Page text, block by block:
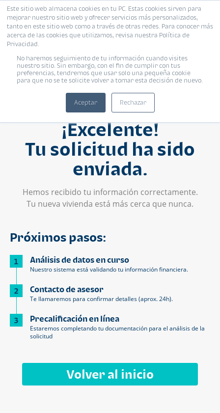
Este sitio web almacena cookies en tu PC. Estas cookies sirven para
mejorar nuestro sitio web y ofrecer servicios más personalizados,
tanto en este sitio web como a través de otras redes. Para conocer más
acerca de las cookies que utilizamos, revisa nuestra Política de
Privacidad.
No haremos seguimiento de tu información cuando visites
nuestro sitio. Sin embargo, con el fin de cumplir con tus
preferencias, tendremos que usar solo una pequeña cookie
para que no se te solicite volver a tomar esta decisión de nuevo.
Aceptar Rechazar
¡Excelente!
Tu solicitud ha sido
enviada.
Hemos recibido tu información correctamente.
Tu nueva vivienda está más cerca que nunca.
Próximos pasos:
1 Análisis de datos en curso
Nuestro sistema está validando tu información financiera.
2 Contacto de asesor
Te llamaremos para confirmar detalles (aprox. 24h).
3 Precalificación en línea
Estaremos completando tu documentación para el análisis de la
solicitud
Volver al inicio